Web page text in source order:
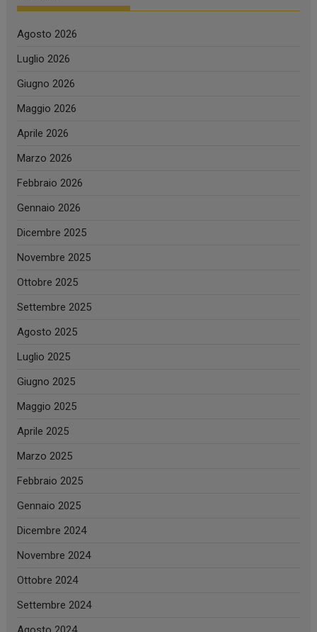
Agosto 2026
Luglio 2026
Giugno 2026
Maggio 2026
Aprile 2026
Marzo 2026
Febbraio 2026
Gennaio 2026
Dicembre 2025
Novembre 2025
Ottobre 2025
Settembre 2025
Agosto 2025
Luglio 2025
Giugno 2025
Maggio 2025
Aprile 2025
Marzo 2025
Febbraio 2025
Gennaio 2025
Dicembre 2024
Novembre 2024
Ottobre 2024
Settembre 2024